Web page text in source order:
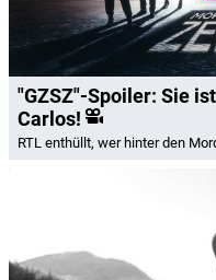
"GZSZ"-Spoiler: Sie
Carlos!
RTL enthüllt, wer hinter den